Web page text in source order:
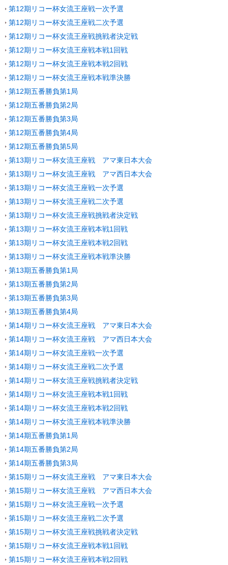
第12期リコー杯女流王座戦一次予選
第12期リコー杯女流王座戦二次予選
第12期リコー杯女流王座戦挑戦者決定戦
第12期リコー杯女流王座戦本戦1回戦
第12期リコー杯女流王座戦本戦2回戦
第12期リコー杯女流王座戦本戦準決勝
第12期五番勝負第1局
第12期五番勝負第2局
第12期五番勝負第3局
第12期五番勝負第4局
第12期五番勝負第5局
第13期リコー杯女流王座戦 アマ東日本大会
第13期リコー杯女流王座戦 アマ西日本大会
第13期リコー杯女流王座戦一次予選
第13期リコー杯女流王座戦二次予選
第13期リコー杯女流王座戦挑戦者決定戦
第13期リコー杯女流王座戦本戦1回戦
第13期リコー杯女流王座戦本戦2回戦
第13期リコー杯女流王座戦本戦準決勝
第13期五番勝負第1局
第13期五番勝負第2局
第13期五番勝負第3局
第13期五番勝負第4局
第14期リコー杯女流王座戦 アマ東日本大会
第14期リコー杯女流王座戦 アマ西日本大会
第14期リコー杯女流王座戦一次予選
第14期リコー杯女流王座戦二次予選
第14期リコー杯女流王座戦挑戦者決定戦
第14期リコー杯女流王座戦本戦1回戦
第14期リコー杯女流王座戦本戦2回戦
第14期リコー杯女流王座戦本戦準決勝
第14期五番勝負第1局
第14期五番勝負第2局
第14期五番勝負第3局
第15期リコー杯女流王座戦 アマ東日本大会
第15期リコー杯女流王座戦 アマ西日本大会
第15期リコー杯女流王座戦一次予選
第15期リコー杯女流王座戦二次予選
第15期リコー杯女流王座戦挑戦者決定戦
第15期リコー杯女流王座戦本戦1回戦
第15期リコー杯女流王座戦本戦2回戦